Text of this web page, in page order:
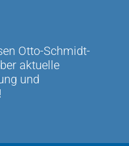
Otto-Schmidt-
aktuelle
und